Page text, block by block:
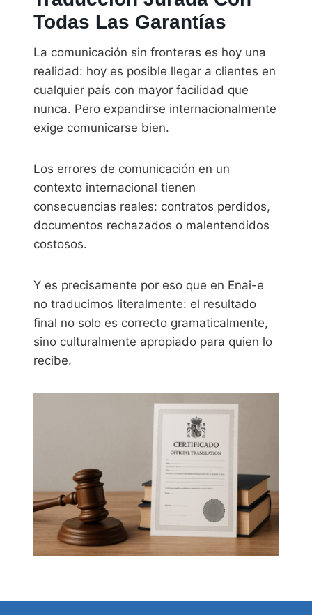
Todas Las Garantías
La comunicación sin fronteras es hoy una
realidad: hoy es posible llegar a clientes en
cualquier país con mayor facilidad que
nunca. Pero expandirse internacionalmente
exige comunicarse bien.
Los errores de comunicación en un
contexto internacional tienen
consecuencias reales: contratos perdidos,
documentos rechazados o malentendidos
costosos.
Y es precisamente por eso que en Enai-e
no traducimos literalmente: el resultado
final no solo es correcto gramaticalmente,
sino culturalmente apropiado para quien lo
recibe.